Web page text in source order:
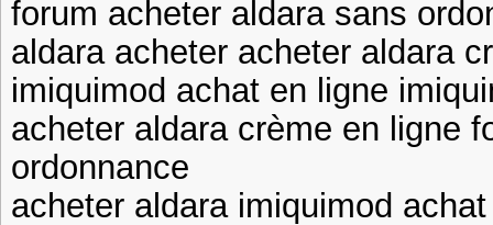
forum acheter aldara sans
aldara acheter acheter aldara
imiquimod achat en ligne
acheter aldara crème en ligne
ordonnance
acheter aldara imiquimod achat